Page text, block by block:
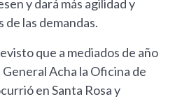
y dará más agilidad y
de las demandas.
que a mediados de año
Acha la Oficina de
en Santa Rosa y